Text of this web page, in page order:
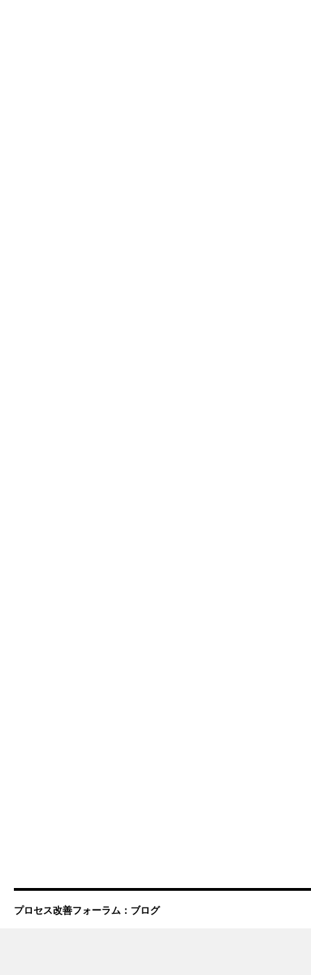
プロセス改善フォーラム：ブログ